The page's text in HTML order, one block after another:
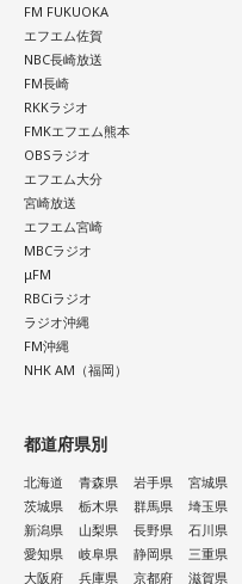
FM FUKUOKA
エフエム佐賀
NBC長崎放送
FM長崎
RKKラジオ
FMKエフエム熊本
OBSラジオ
エフエム大分
宮崎放送
エフエム宮崎
MBCラジオ
μFM
RBCiラジオ
ラジオ沖縄
FM沖縄
NHK AM（福岡）
都道府県別
北海道 青森県 岩手県 宮城県
茨城県
栃木県 群馬県 埼玉県
新潟県
山梨県 長野県 石川県
愛知県
岐阜県 静岡県
三重県
大阪府
兵庫県 京都府 滋賀県